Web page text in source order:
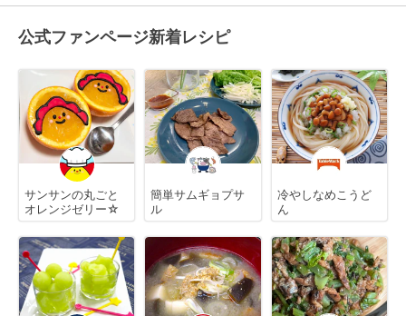
公式ファンページ新着レシピ
サンサンの丸ごと
オレンジゼリー☆
簡単サムギョプサ
ル
冷やしなめこうど
ん